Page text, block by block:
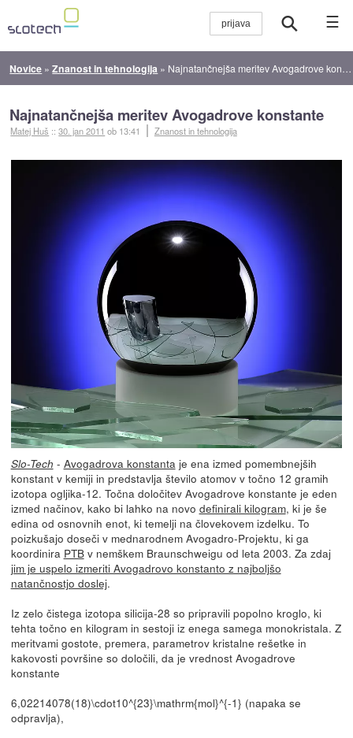
☰
Novice »Znanost in tehnologija » Najnatančnejša meritev Avogadrove konstante
Najnatančnejša meritev Avogadrove konstante
Matej Huš ::30. jan 2011 ob 13:41 Znanost in tehnologija
Slo-Tech - Avogadrova konstanta je ena izmed pomembnejših
konstant v kemiji in predstavlja število atomov v točno 12 gramih
izotopa ogljika-12. Točna določitev Avogadrove konstante je eden
izmed načinov, kako bi lahko na novo definirali kilogram, ki je še
edina od osnovnih enot, ki temelji na človekovem izdelku. To
poizkušajo doseči v mednarodnem Avogadro-Projektu, ki ga
koordinira PTBv nemškem Braunschweigu od leta 2003. Za zdaj
jim je uspelo izmeriti Avogadrovo konstanto z najboljšo
natančnostjo doslej.
Iz zelo čistega izotopa silicija-28 so pripravili popolno kroglo, ki
tehta točno en kilogram in sestoji iz enega samega monokristala. Z
meritvami gostote, premera, parametrov kristalne rešetke in
kakovosti površine so določili, da je vrednost Avogadrove
konstante
6,02214078(18)\cdot10^{23}\mathrm{mol}^{-1} (napaka se
odpravlja),